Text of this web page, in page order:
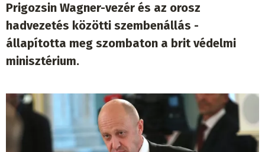
Prigozsin Wagner-vezér és az orosz
hadvezetés közötti szembenállás -
állapította meg szombaton a brit védelmi
minisztérium.